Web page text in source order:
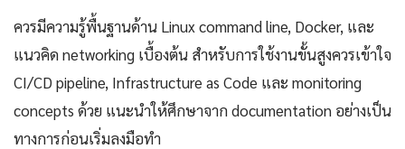
ควรมีความรู้พื้นฐานด้าน Linux command line, Docker, และ
แนวคิด networking เบื้องต้น สำหรับการใช้งานขั้นสูงควรเข้าใจ
CI/CD pipeline, Infrastructure as Code และ monitoring
concepts ด้วย แนะนำให้ศึกษาจาก documentation อย่างเป็น
ทางการก่อนเริ่มลงมือทำ